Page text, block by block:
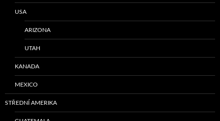
USA
ARIZONA
UTAH
KANADA
MEXICO
STŘEDNÍ AMERIKA